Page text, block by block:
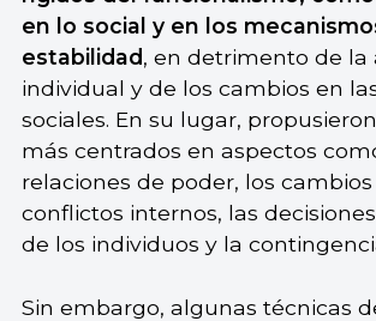
en lo social y en los
estabilidad, en detrimento de la
individual y de los cambios en
sociales. En su lugar,
más centrados en aspectos
relaciones de poder, los cambios
conflictos internos, las
de los individuos y la
Sin embargo, algunas técnicas